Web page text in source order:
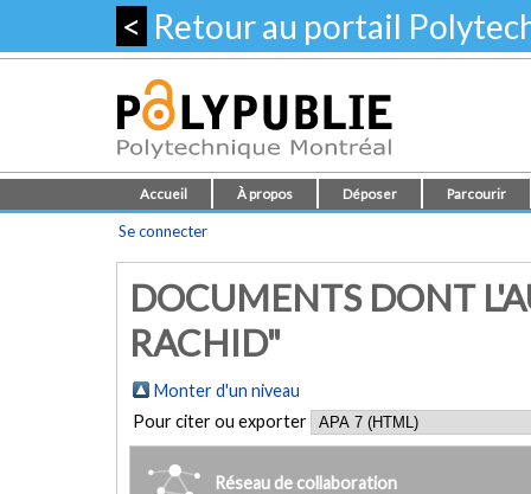
< Retour au portail
Accueil À propos Déposer Parcourir
Se connecter
DOCUMENTS DONT
RACHID"
Monter d'un niveau
Pour citer ou exporter
Réseau de collaboration